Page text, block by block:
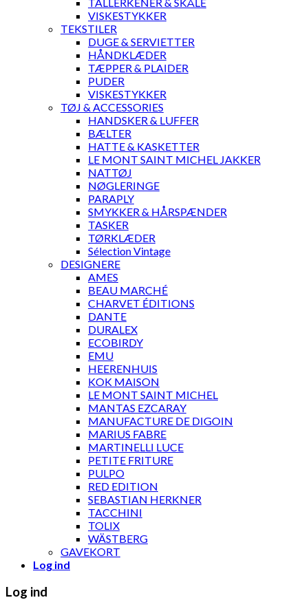
VISKESTYKKER
TEKSTILER
DUGE & SERVIETTER
HÅNDKLÆDER
TÆPPER & PLAIDER
PUDER
VISKESTYKKER
TØJ & ACCESSORIES
HANDSKER & LUFFER
BÆLTER
HATTE & KASKETTER
LE MONT SAINT MICHEL JAKKER
NATTØJ
NØGLERINGE
PARAPLY
SMYKKER & HÅRSPÆNDER
TASKER
TØRKLÆDER
Sélection Vintage
DESIGNERE
AMES
BEAU MARCHÉ
CHARVET ÉDITIONS
DANTE
DURALEX
ECOBIRDY
EMU
HEERENHUIS
KOK MAISON
LE MONT SAINT MICHEL
MANTAS EZCARAY
MANUFACTURE DE DIGOIN
MARIUS FABRE
MARTINELLI LUCE
PETITE FRITURE
PULPO
RED EDITION
SEBASTIAN HERKNER
TACCHINI
TOLIX
WÄSTBERG
GAVEKORT
Log ind
Log ind